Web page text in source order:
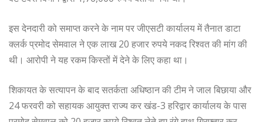
इस देनदारी को समाप्त करने के नाम पर जीएसटी कार्यालय में तैनात डाटा
क्लर्क प्रमोद सेमवाल ने एक लाख 20 हजार रुपये नकद रिश्वत की मांग की
थी। आरोपी ने यह रकम किस्तों में देने के लिए कहा था।
शिकायत के सत्यापन के बाद सतर्कता अधिष्ठान की टीम ने जाल बिछाया और
24 फरवरी को सहायक आयुक्त राज्य कर खंड-3 हरिद्वार कार्यालय के पास